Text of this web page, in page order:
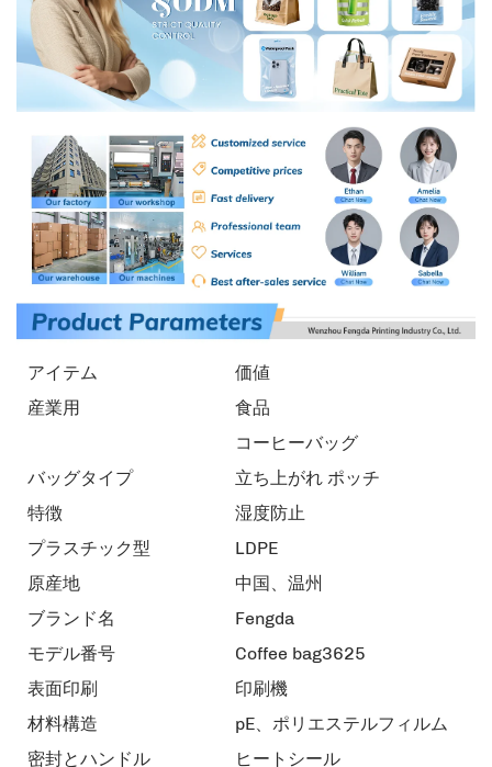
アイテム
価値
産業用
食品
コーヒーバッグ
バッグタイプ
立ち上がれ ポッチ
特徴
湿度防止
プラスチック型
LDPE
原産地
中国、温州
ブランド名
Fengda
モデル番号
Coffee bag3625
表面印刷
印刷機
材料構造
pE、ポリエステルフィルム
密封とハンドル
ヒートシール